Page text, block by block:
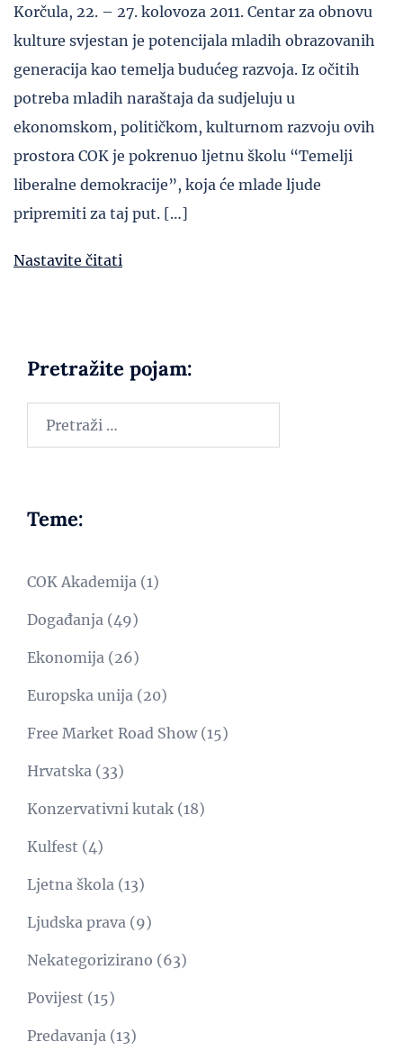
Korčula, 22. – 27. kolovoza 2011. Centar za obnovu
kulture svjestan je potencijala mladih obrazovanih
generacija kao temelja budućeg razvoja. Iz očitih
potreba mladih naraštaja da sudjeluju u
ekonomskom, političkom, kulturnom razvoju ovih
prostora COK je pokrenuo ljetnu školu “Temelji
liberalne demokracije”, koja će mlade ljude
pripremiti za taj put. […]
Nastavite čitati
Pretražite pojam:
Teme:
COK Akademija (1)
Događanja (49)
Ekonomija (26)
Europska unija (20)
Free Market Road Show(15)
Hrvatska (33)
Konzervativni kutak (18)
Kulfest (4)
Ljetna škola (13)
Ljudska prava (9)
Nekategorizirano (63)
Povijest (15)
Predavanja (13)